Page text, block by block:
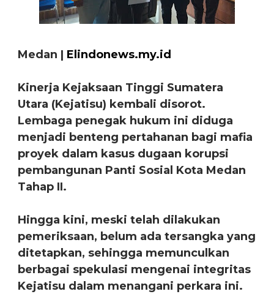
Medan | Elindonews.my.id
Kinerja Kejaksaan Tinggi Sumatera
Utara (Kejatisu) kembali disorot.
Lembaga penegak hukum ini diduga
menjadi benteng pertahanan bagi mafia
proyek dalam kasus dugaan korupsi
pembangunan Panti Sosial Kota Medan
Tahap II.
Hingga kini, meski telah dilakukan
pemeriksaan, belum ada tersangka yang
ditetapkan, sehingga memunculkan
berbagai spekulasi mengenai integritas
Kejatisu dalam menangani perkara ini.